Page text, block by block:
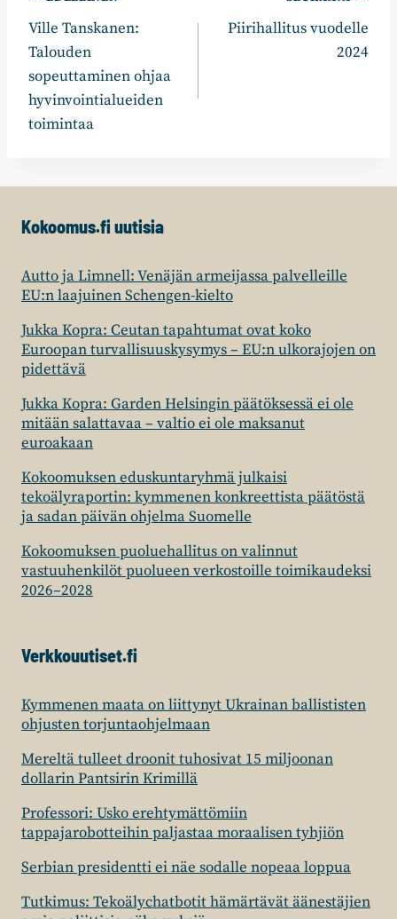
selaus
Ville Tanskanen:
Talouden
sopeuttaminen ohjaa
hyvinvointialueiden
toimintaa
Piirihallitus vuodelle
2024
Kokoomus.fi uutisia
Autto ja Limnell: Venäjän armeijassa palvelleille
EU:n laajuinen Schengen-kielto
Jukka Kopra: Ceutan tapahtumat ovat koko
Euroopan turvallisuuskysymys – EU:n ulkorajojen on
pidettävä
Jukka Kopra: Garden Helsingin päätöksessä ei ole
mitään salattavaa – valtio ei ole maksanut
euroakaan
Kokoomuksen eduskuntaryhmä julkaisi
tekoälyraportin: kymmenen konkreettista päätöstä
ja sadan päivän ohjelma Suomelle
Kokoomuksen puoluehallitus on valinnut
vastuuhenkilöt puolueen verkostoille toimikaudeksi
2026–2028
Verkkouutiset.fi
Kymmenen maata on liittynyt Ukrainan ballististen
ohjusten torjuntaohjelmaan
Mereltä tulleet droonit tuhosivat 15 miljoonan
dollarin Pantsirin Krimillä
Professori: Usko erehtymättömiin
tappajarobotteihin paljastaa moraalisen tyhjiön
Serbian presidentti ei näe sodalle nopeaa loppua
Tutkimus: Tekoälychatbotit hämärtävät äänestäjien